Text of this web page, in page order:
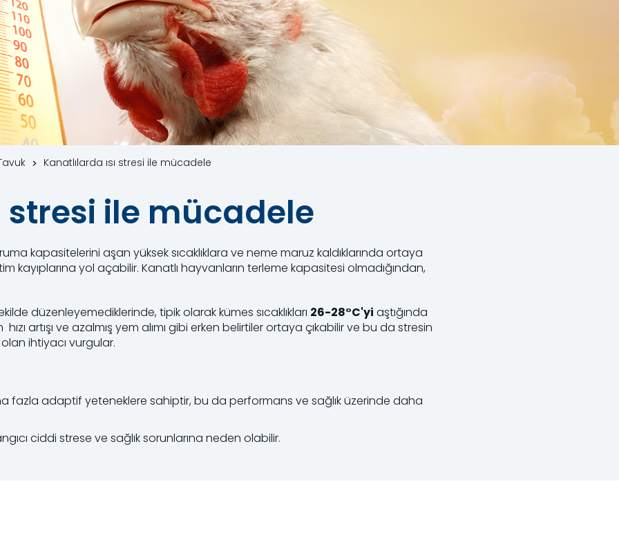
Kanatlılarda ısı stresi ile mücadele
stresi ile mücadele
kapasitelerini aşan yüksek sıcaklıklara ve neme maruz kaldıklarında ortaya
kayıplarına yol açabilir. Kanatlı hayvanların terleme kapasitesi olmadığından,
düzenleyemediklerinde, tipik olarak kümes sıcaklıkları 26-28°C'yi aştığında
artışı ve azalmış yem alımı gibi erken belirtiler ortaya çıkabilir ve bu da stresin
ihtiyacı vurgular.
fazla adaptif yeteneklere sahiptir, bu da performans ve sağlık üzerinde daha
ciddi strese ve sağlık sorunlarına neden olabilir.